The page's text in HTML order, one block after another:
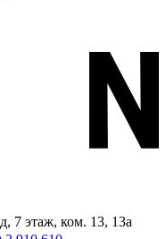
7 этаж, ком. 13, 13а